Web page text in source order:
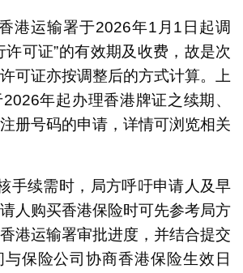
港运输署于2026年1月1日起调
许可证”的有效期及收费，故是次
可证亦按调整后的方式计算。上
年起办理香港牌证之续期、
册号码的申请，详情可浏览相关
手续需时，局方呼吁申请人及早
人购买香港保险时可先参考局方
港运输署审批进度，并结合提交
保险公司协商香港保险生效日